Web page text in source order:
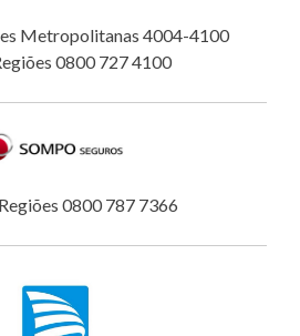
Metropolitanas 4004-4100
0800 727 4100
0800 787 7366